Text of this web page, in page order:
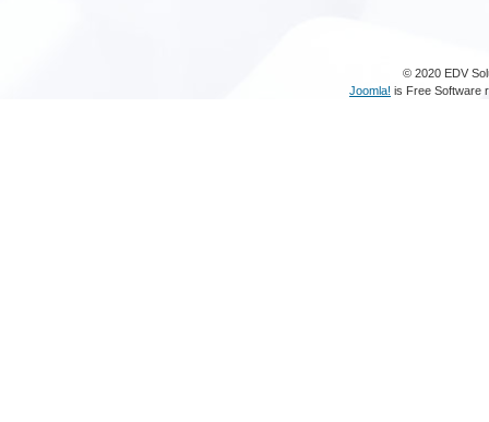
© 2020 EDV
Joomla! is Free Software